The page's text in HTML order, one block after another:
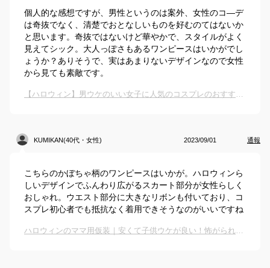
個人的な感想ですが、男性というのは案外、女性のコ―デ
は奇抜でなく、清楚でおとなしいものを好むのてはないか
と思います。奇抜ではないけど華やかで、スタイルがよく
見えてシック。大人っぽさもあるワンピースはいかがでし
ょうか？ありそうで、実はあまりないデザインなので女性
から見ても素敵です。
【ハロウィン】男ウケのいい女子に人気のコスプレのおすすめは？
KUMIKAN(40代・女性) 2023/09/01 通報
こちらのかぼちゃ柄のワンピースはいかが。ハロウィンら
しいデザインでふんわり広がるスカート部分が女性らしく
おしゃれ。ウエスト部分に大きなリボンも付いており、コ
スプレ初心者でも抵抗なく着用できそうなのがいいですね
ハロウィンのママ用仮装｜安くて子供ウケが良い！怖がられないコスプレ衣装のおすすめは？